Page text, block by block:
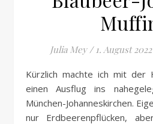
Julia Mey / 1. August 2022
Kürzlich machte ich mit der Hälfte meiner Familie
einen Ausflug ins
München-Johanneskirchen.
nur Erdbeerenpflücken,